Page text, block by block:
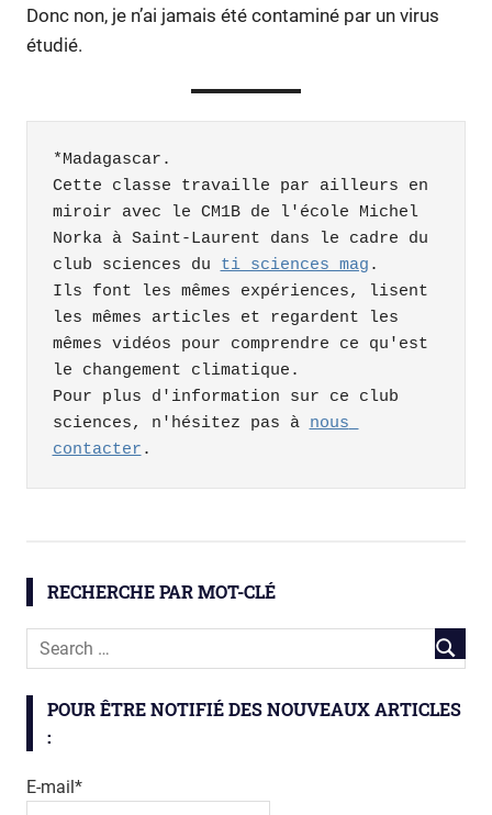
Donc non, je n’ai jamais été contaminé par un virus
étudié.
*Madagascar.
Cette classe travaille par ailleurs en
miroir avec le CM1B de l'école Michel
Norka à Saint-Laurent dans le cadre du
club sciences du ti sciences mag .
Ils font les mêmes expériences, lisent
les mêmes articles et regardent les
mêmes vidéos pour comprendre ce qu'est
le changement climatique.
Pour plus d'information sur ce club
sciences, n'hésitez pas à nous
contacter .
LIVH
virus
RECHERCHE PAR MOT-CLÉ
POUR ÊTRE NOTIFIÉ DES NOUVEAUX ARTICLES
:
E-mail*